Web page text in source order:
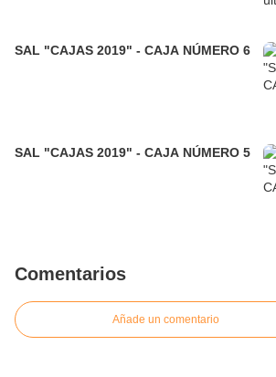
SAL "CAJAS 2019" - CAJA NÚMERO 6
SAL "CAJAS 2019" - CAJA NÚMERO 5
Comentarios
Añade un comentario